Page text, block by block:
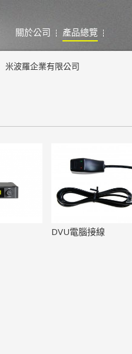
關於公司 產品總覽
米波羅企業有限公司
DVU電腦接線